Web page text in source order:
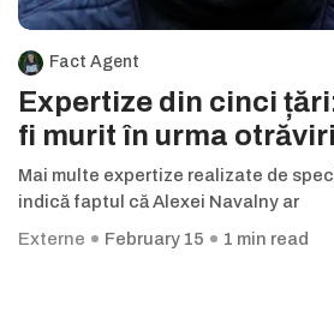
Fact Agent
Expertize din cinci
fi murit în urma
Mai multe expertize realizate de
indică faptul că Alexei Navalny ar
Externe
February 15 1 min read